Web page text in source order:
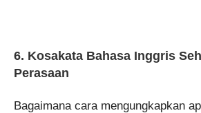
6. Kosakata Bahasa Inggris
Perasaan
Bagaimana cara mengungkapkan